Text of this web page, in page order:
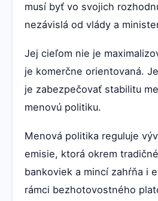
musí byť vo svojich
nezávislá od vlády a
Jej cieľom nie je
je komerčne orientovaná.
je zabezpečovať stabilitu
menovú politiku.
Menová politika reguluje
emisie, ktorá okrem
bankoviek a mincí zahŕňa i
rámci bezhotovostného